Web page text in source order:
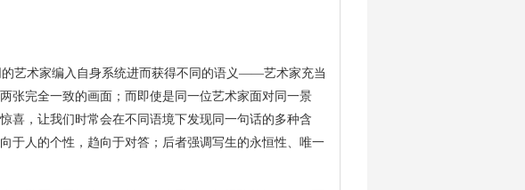
艺术家编入自身系统进而获得不同的语义——艺术家充当
张完全一致的画面；而即使是同一位艺术家面对同一景
喜，让我们时常会在不同语境下发现同一句话的多种含
于人的个性，趋向于对答；后者强调写生的永恒性、唯一